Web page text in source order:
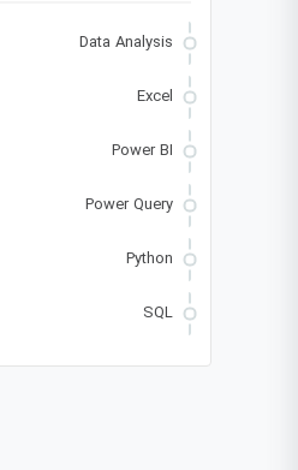
Data Analysis
Excel
Power BI
Power Query
Python
SQL